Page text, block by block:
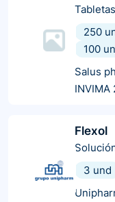
Tabletas
250
100
Salus
INVIMA
Flexol
3 und